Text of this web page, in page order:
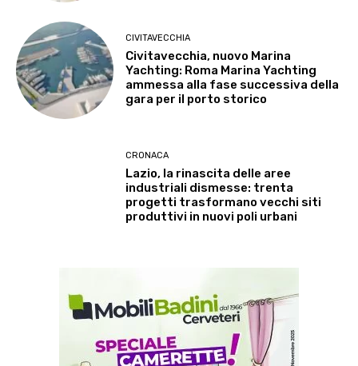
CIVITAVECCHIA
Civitavecchia, nuovo Marina
Yachting: Roma Marina Yachting
ammessa alla fase successiva della
gara per il porto storico
CRONACA
Lazio, la rinascita delle aree
industriali dismesse: trenta
progetti trasformano vecchi siti
produttivi in nuovi poli urbani